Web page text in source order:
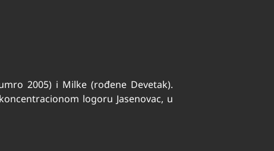
2005) i Milke (rođene Devetak).
logoru Jasenovac, u